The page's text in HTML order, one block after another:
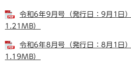
令和6年9月号（発行日：9月1日
1.21MB）
令和6年8月号（発行日：8月1日
1.19MB）